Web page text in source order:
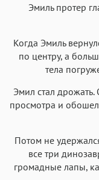
Эмиль протер
Когда Эмиль
по центру, а
тела
Эмил стал
просмотра и
Потом не
все три
громадные лапы,